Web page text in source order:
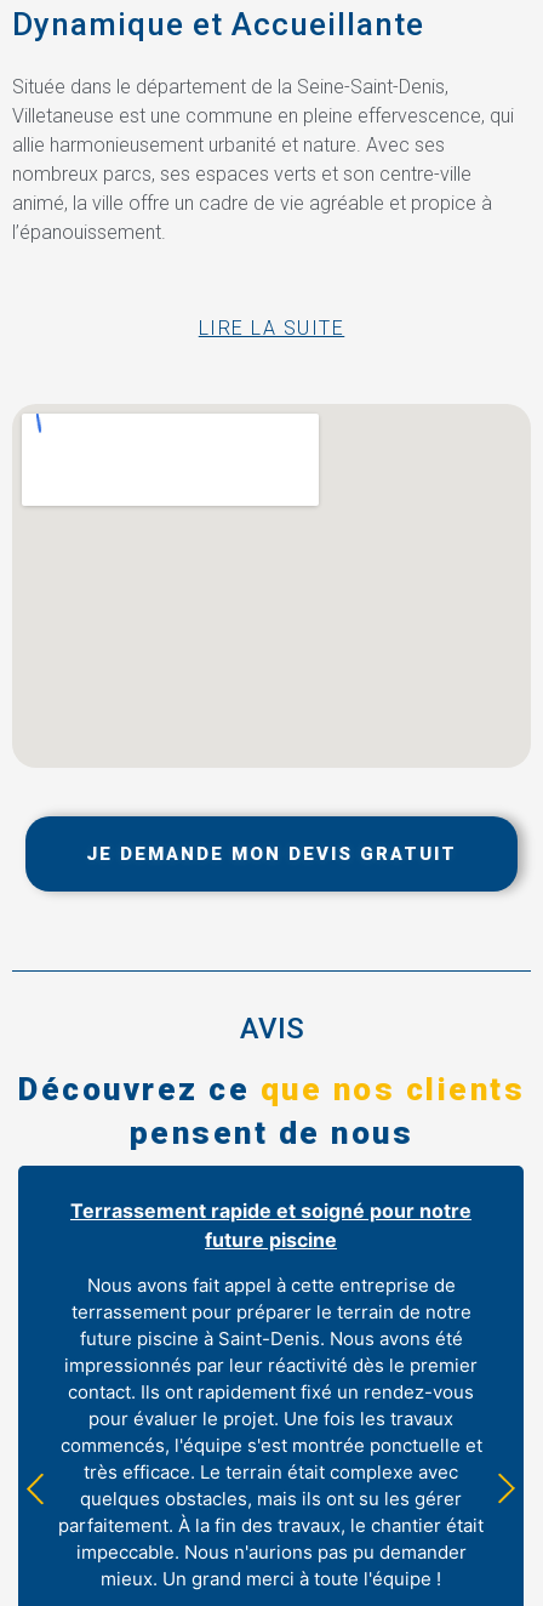
Dynamique et Accueillante
Située dans le département de la Seine-Saint-Denis,
Villetaneuse est une commune en pleine effervescence, qui
allie harmonieusement urbanité et nature. Avec ses
nombreux parcs, ses espaces verts et son centre-ville
animé, la ville offre un cadre de vie agréable et propice à
l’épanouissement.
LIRE LA SUITE
JE DEMANDE MON DEVIS GRATUIT
AVIS
Découvrez ce que nos clients
pensent de nous
Terrassement rapide et soigné pour notre
future piscine
Nous avons fait appel à cette entreprise de
terrassement pour préparer le terrain de notre
future piscine à Saint-Denis. Nous avons été
impressionnés par leur réactivité dès le premier
contact. Ils ont rapidement fixé un rendez-vous
pour évaluer le projet. Une fois les travaux
commencés, l'équipe s'est montrée ponctuelle et
très efficace. Le terrain était complexe avec
quelques obstacles, mais ils ont su les gérer
parfaitement. À la fin des travaux, le chantier était
impeccable. Nous n'aurions pas pu demander
mieux. Un grand merci à toute l'équipe !